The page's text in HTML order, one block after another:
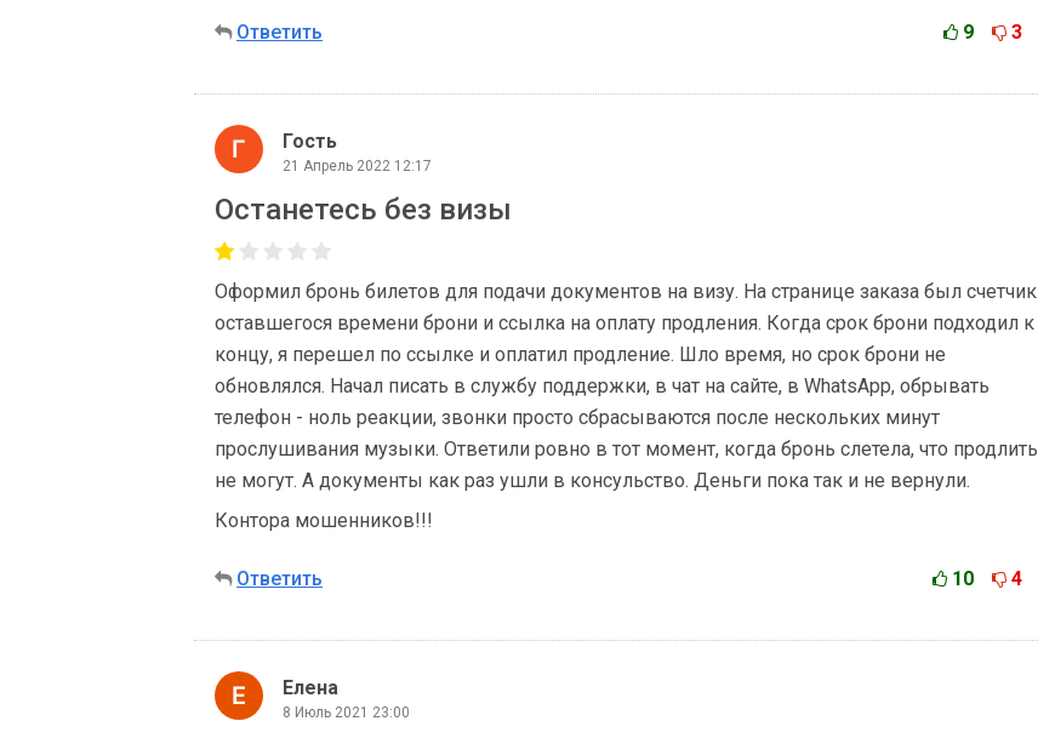
Ответить 9 3
Гость
21 Апрель 2022 12:17
Останетесь без визы
Оформил бронь билетов для подачи документов на визу. На странице заказа был счетчик
оставшегося времени брони и ссылка на оплату продления. Когда срок брони подходил к
концу, я перешел по ссылке и оплатил продление. Шло время, но срок брони не
обновлялся. Начал писать в службу поддержки, в чат на сайте, в WhatsApp, обрывать
телефон - ноль реакции, звонки просто сбрасываются после нескольких минут
прослушивания музыки. Ответили ровно в тот момент, когда бронь слетела, что продлить
не могут. А документы как раз ушли в консульство. Деньги пока так и не вернули.
Контора мошенников!!!
Ответить 10 4
Елена
8 Июль 2021 23:00